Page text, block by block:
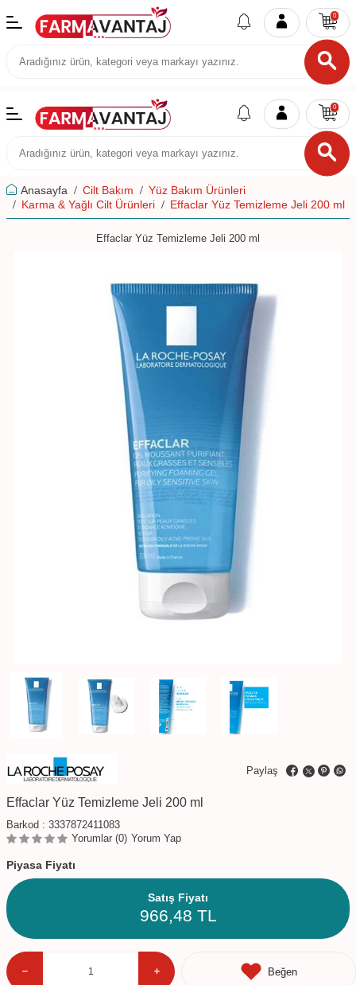
0
0
Anasayfa Cilt Bakım
Yüz Bakım Ürünleri
Karma & Yağlı Cilt Ürünleri
Effaclar Yüz Temizleme Jeli 200 ml
Effaclar Yüz Temizleme Jeli 200 ml
Paylaş
Effaclar Yüz Temizleme Jeli 200 ml
Barkod : 3337872411083
Yorumlar (0) Yorum Yap
Piyasa Fiyatı
Satış Fiyatı
966,48 TL
Beğen